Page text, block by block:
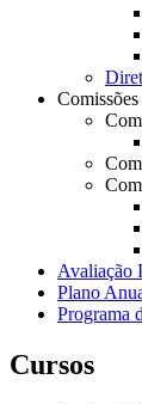
Comissões
Avaliação
Plano
Programa
Cursos